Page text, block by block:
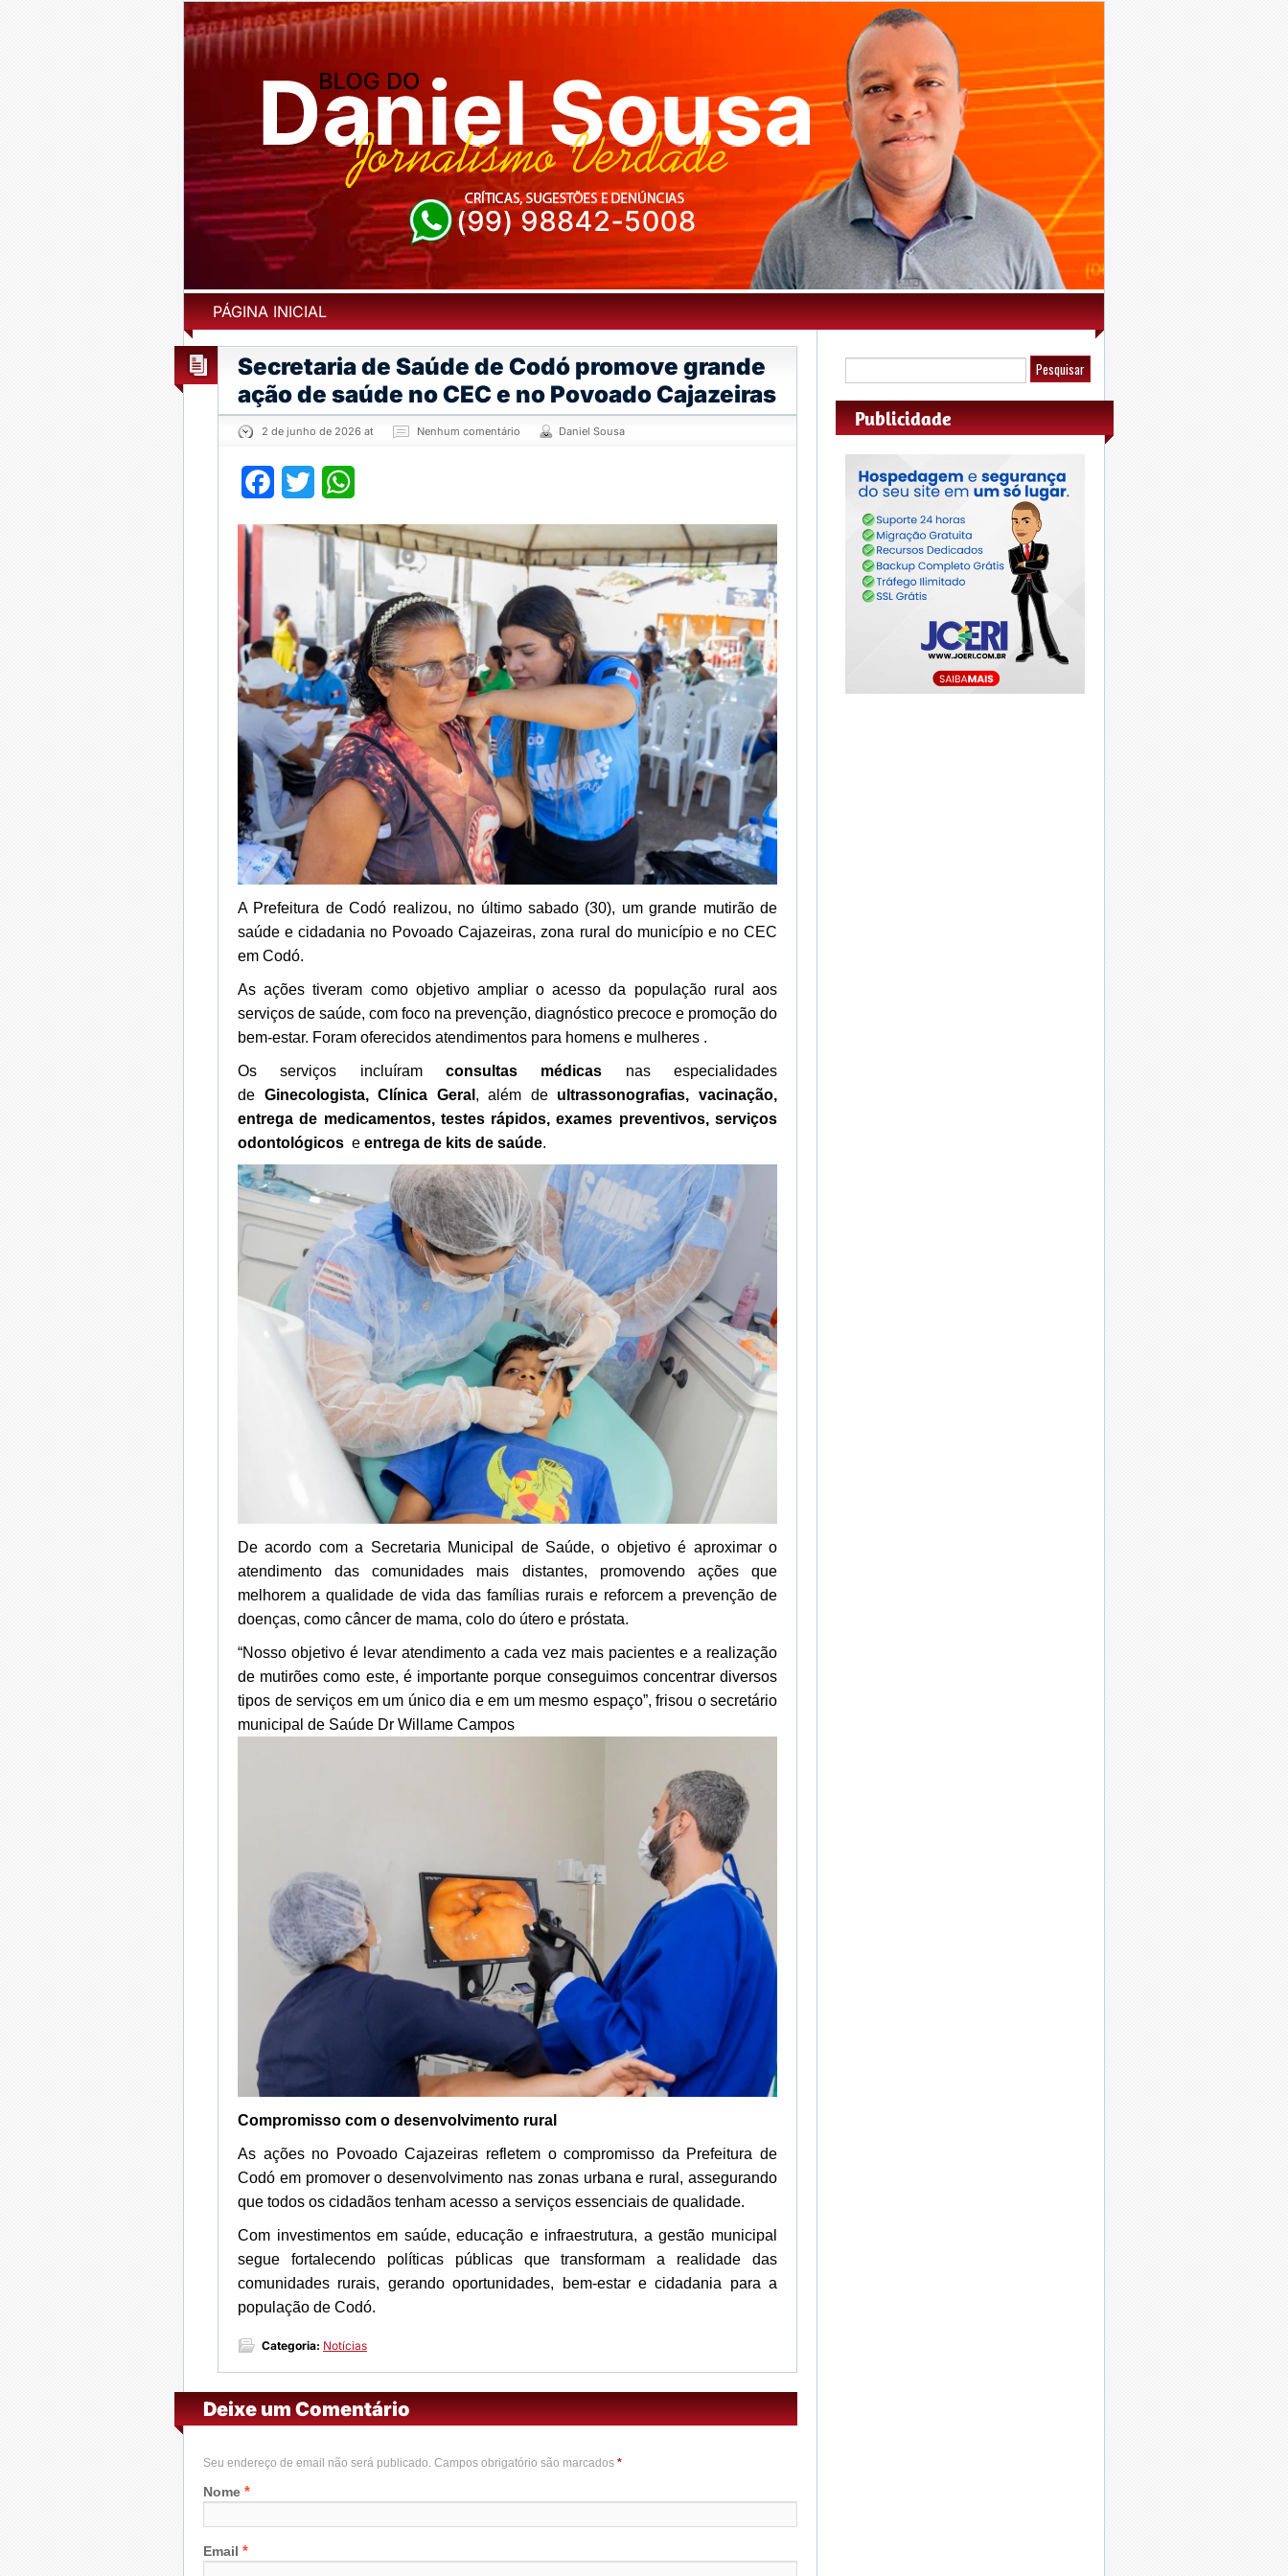
PÁGINA INICIAL
Secretaria de Saúde de Codó promove grande
ação de saúde no CEC e no Povoado Cajazeiras
2 de junho de 2026 at Nenhum comentário Daniel Sousa
Facebook
Twitter
A Prefeitura de Codó realizou, no último sabado (30), um grande mutirão de
saúde e cidadania no Povoado Cajazeiras, zona rural do município e no CEC
em Codó.
As ações tiveram como objetivo ampliar o acesso da população rural aos
serviços de saúde, com foco na prevenção, diagnóstico precoce e promoção do
bem-estar. Foram oferecidos atendimentos para homens e mulheres .
Os serviços incluíram consultas médicas nas especialidades
de Ginecologista, Clínica Geral , além de ultrassonografias, vacinação,
entrega de medicamentos, testes rápidos, exames preventivos, serviços
odontológicos e entrega de kits de saúde.
De acordo com a Secretaria Municipal de Saúde, o objetivo é aproximar o
atendimento das comunidades mais distantes, promovendo ações que
melhorem a qualidade de vida das famílias rurais e reforcem a prevenção de
doenças, como câncer de mama, colo do útero e próstata.
“Nosso objetivo é levar atendimento a cada vez mais pacientes e a realização
de mutirões como este, é importante porque conseguimos concentrar diversos
tipos de serviços em um único dia e em um mesmo espaço”, frisou o secretário
municipal de Saúde Dr Willame Campos
Compromisso com o desenvolvimento rural
As ações no Povoado Cajazeiras refletem o compromisso da Prefeitura de
Codó em promover o desenvolvimento nas zonas urbana e rural, assegurando
que todos os cidadãos tenham acesso a serviços essenciais de qualidade.
Com investimentos em saúde, educação e infraestrutura, a gestão municipal
segue fortalecendo políticas públicas que transformam a realidade das
comunidades rurais, gerando oportunidades, bem-estar e cidadania para a
população de Codó.
Categoria: Notícias
Deixe um Comentário
Seu endereço de email não será publicado. Campos obrigatório são marcados *
Nome *
Email *
Publicidade